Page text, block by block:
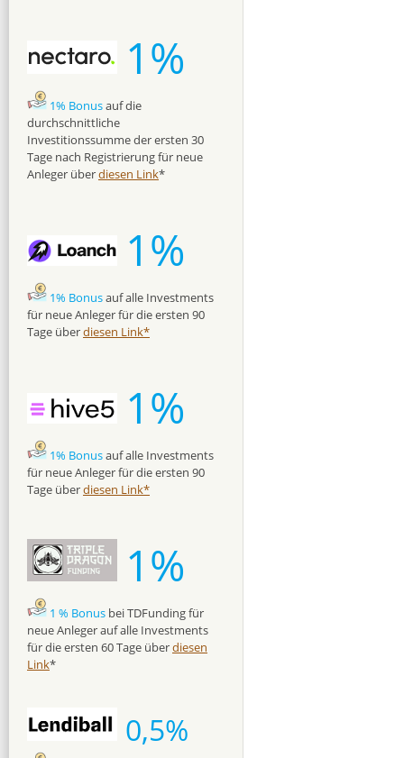
1%
1% Bonusauf die
durchschnittliche
Investitionssumme der ersten 30
Tage nach Registrierung für neue
Anleger überdiesen Link*
1%
1% Bonusauf alle Investments
für neue Anleger für die ersten 90
Tage überdiesen Link*
1%
1% Bonusauf alle Investments
für neue Anleger für die ersten 90
Tage überdiesen Link*
1%
1 % Bonus bei TDFunding für
neue Anleger auf alle Investments
für die ersten 60 Tage überdiesen
Link*
0,5%